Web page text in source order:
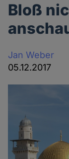
Bloß
Jan Weber
05.12.2017